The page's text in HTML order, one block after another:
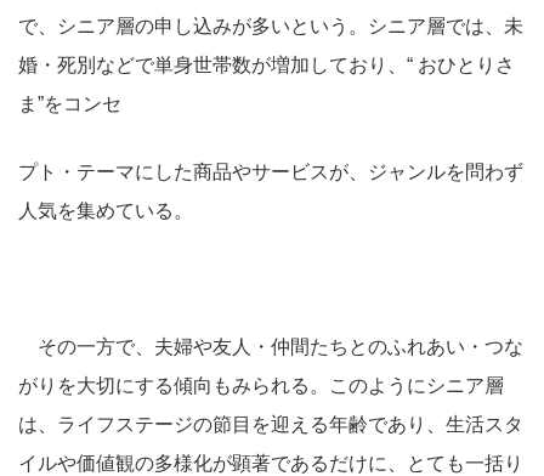
で、シニア層の申し込みが多いという。シニア層では、未
婚・死別などで単身世帯数が増加しており、“ おひとりさ
ま”をコンセ
プト・テーマにした商品やサービスが、ジャンルを問わず
人気を集めている。
その一方で、夫婦や友人・仲間たちとのふれあい・つな
がりを大切にする傾向もみられる。このようにシニア層
は、ライフステージの節目を迎える年齢であり、生活スタ
イルや価値観の多様化が顕著であるだけに、とても一括り